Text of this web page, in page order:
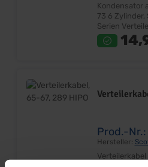
Kondensator
73 6 Zylinder, Stück
Serien Verteiler Sehr gute
Lieferumfang: Stück
Prod.-Nr.:
Hersteller: